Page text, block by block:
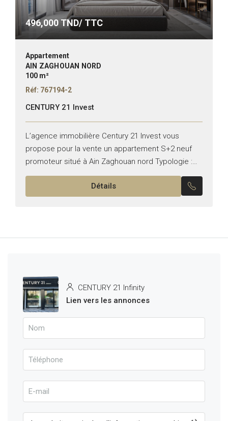
496,000TND/ TTC
Appartement
AIN ZAGHOUAN NORD
100 m²
Réf: 767194-2
CENTURY 21 Invest
L’agence immobilière Century 21 Invest vous
propose pour la vente un appartement S+2 neuf
promoteur situé à Ain Zaghouan nord Typologie :
S+2 Superficie : 100 m² Il se compose de :...
Détails
CENTURY 21 Infinity
Lien vers les annonces